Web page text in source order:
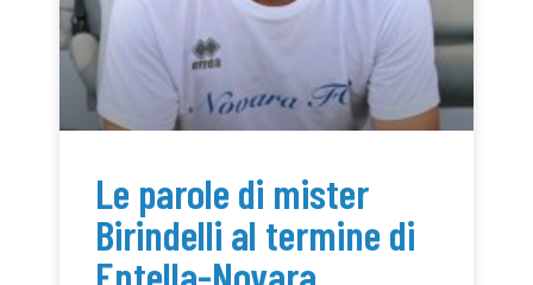
Le parole di mister
Birindelli al termine di